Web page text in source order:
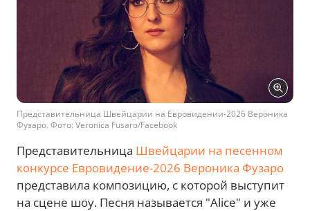
Представительница Швейцарии на Евровидении-2026 Вероника
Фузаро. Фото: Veronica Fusaro/Facebook
Представительница Швейцарии на песенном
конкурсе Евровидение-2026 Вероника Фузаро
представила композицию, с которой выступит
на сцене шоу. Песня называется "Alice" и уже